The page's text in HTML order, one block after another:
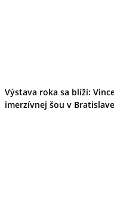
Výstava roka sa blíži:
imerzívnej šou v